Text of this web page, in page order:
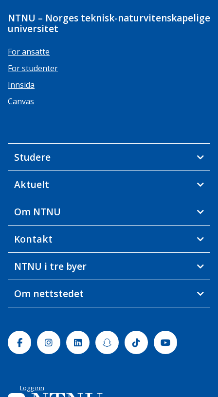
NTNU – Norges teknisk-naturvitenskapelige
universitet
For ansatte
For studenter
Innsida
Canvas
Studere
Aktuelt
Om NTNU
Kontakt
NTNU i tre byer
Om nettstedet
FacebookInstagramLinkedinSnapchatTiktok Youtube
Logg inn